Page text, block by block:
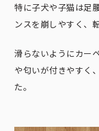
特に子犬や子猫は足
ンスを崩しやすく、
滑らないようにカー
や匂いが付きやすく
た。